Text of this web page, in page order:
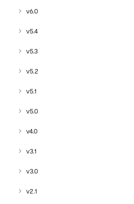
v6.0
v5.4
v5.3
v5.2
v5.1
v5.0
v4.0
v3.1
v3.0
v2.1